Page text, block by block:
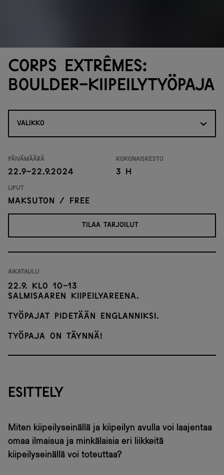
Corps extrêmes:
boulder-kiipeilytyöpaja
VALIKKO
Päivämäärä
22.9-22.9.2024
Kokonaiskesto
3 H
Liput
Maksuton / free
TILAA TARJOILUT
Aikataulu
22.9. klo 10-13
Salmisaaren kiipeilyareena.
Työpajat pidetään englanniksi.
Työpaja on täynnä!
ESITTELY
Miten kiipeilyseinällä ja kiipeilyn avulla voi laajentaa
omaa ilmaisua ja minkälaisia eri liikkeitä
kiipeilyseinällä voi toteuttaa?